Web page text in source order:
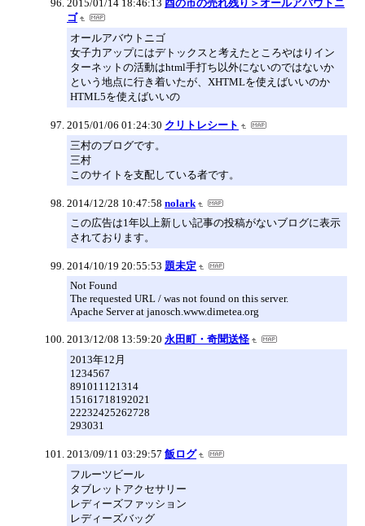
2015/01/14 18:46:13 酉の市の売れ残り＞オールアバウトニ
ゴ
オールアバウトニゴ
女子力アップにはデトックスと考えたところやはりイン
ターネットの活動はhtml手打ち以外にないのではないか
という地点に行き着いたが、XHTMLを使えばいいのか
HTML5を使えばいいの
2015/01/06 01:24:30 クリトレシート
三村のブログです。
三村
このサイトを支配している者です。
2014/12/28 10:47:58 nolark
この広告は1年以上新しい記事の投稿がないブログに表示
されております。
2014/10/19 20:55:53 題未定
Not Found
The requested URL / was not found on this server.
Apache Server at janosch.www.dimetea.org
2013/12/08 13:59:20 永田町・奇聞送怪
2013年12月
1234567
891011121314
15161718192021
22232425262728
293031
2013/09/11 03:29:57 飯ログ
フルーツビール
タブレットアクセサリー
レディーズファッション
レディーズバッグ